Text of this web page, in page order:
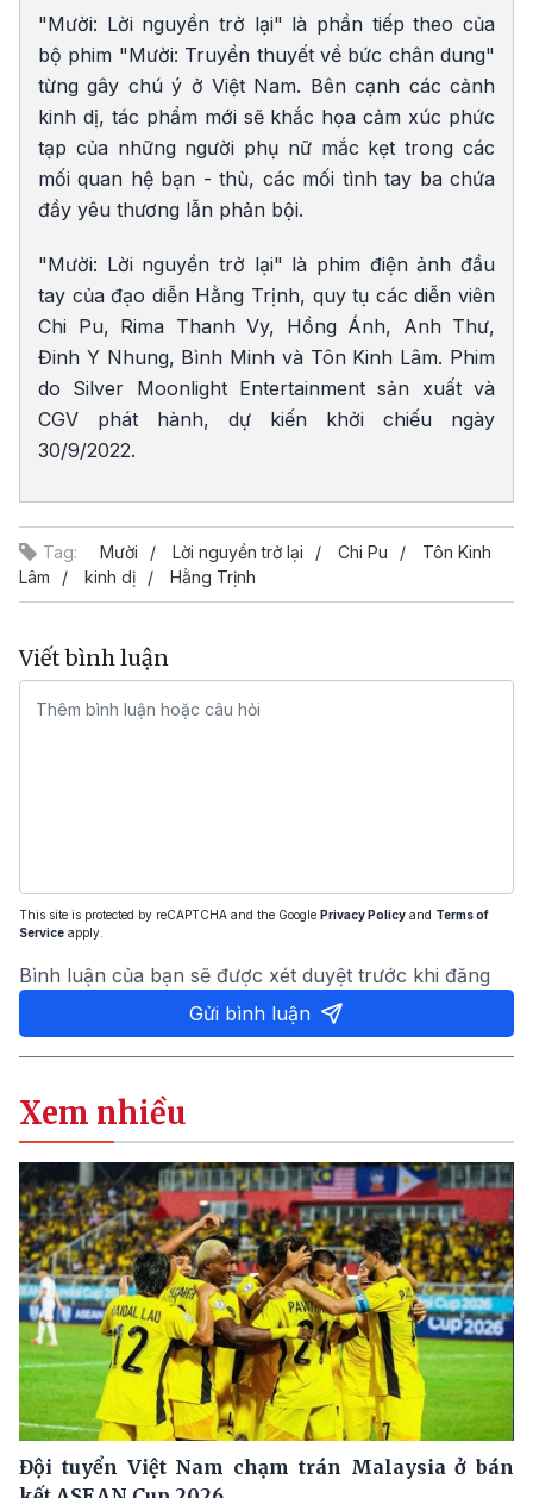
"Mười: Lời nguyền trở lại" là phần tiếp theo của
bộ phim "Mười: Truyền thuyết về bức chân dung"
từng gây chú ý ở Việt Nam. Bên cạnh các cảnh
kinh dị, tác phẩm mới sẽ khắc họa cảm xúc phức
tạp của những người phụ nữ mắc kẹt trong các
mối quan hệ bạn - thù, các mối tình tay ba chứa
đầy yêu thương lẫn phản bội.
"Mười: Lời nguyền trở lại" là phim điện ảnh đầu
tay của đạo diễn Hằng Trịnh, quy tụ các diễn viên
Chi Pu, Rima Thanh Vy, Hồng Ánh, Anh Thư,
Đinh Y Nhung, Bình Minh và Tôn Kinh Lâm. Phim
do Silver Moonlight Entertainment sản xuất và
CGV phát hành, dự kiến khởi chiếu ngày
30/9/2022.
Tag: Mười Lời nguyền trở lại Chi Pu
Tôn Kinh
Lâm
kinh dị Hằng Trịnh
Viết bình luận
This site is protected by reCAPTCHA and the Google Privacy Policy and Terms of
Service apply.
Bình luận của bạn sẽ được xét duyệt trước khi đăng
Gửi bình luận
Xem nhiều
Đội tuyển Việt Nam chạm trán Malaysia ở bán